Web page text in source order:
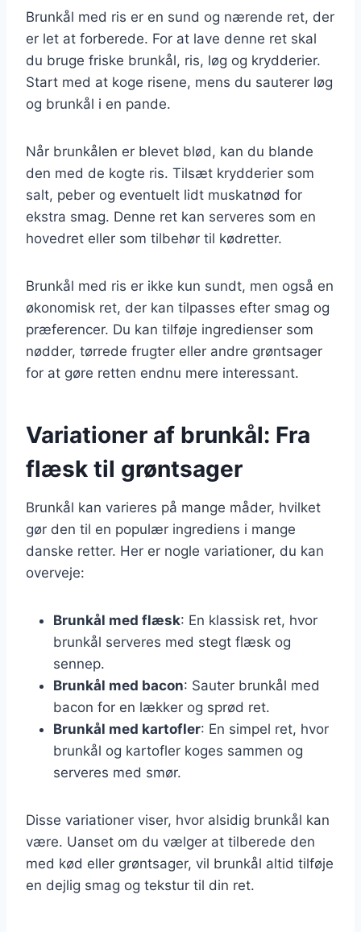
Brunkål med ris er en sund og nærende ret, der
er let at forberede. For at lave denne ret skal
du bruge friske brunkål, ris, løg og krydderier.
Start med at koge risene, mens du sauterer løg
og brunkål i en pande.
Når brunkålen er blevet blød, kan du blande
den med de kogte ris. Tilsæt krydderier som
salt, peber og eventuelt lidt muskatnød for
ekstra smag. Denne ret kan serveres som en
hovedret eller som tilbehør til kødretter.
Brunkål med ris er ikke kun sundt, men også en
økonomisk ret, der kan tilpasses efter smag og
præferencer. Du kan tilføje ingredienser som
nødder, tørrede frugter eller andre grøntsager
for at gøre retten endnu mere interessant.
Variationer af brunkål: Fra
flæsk til grøntsager
Brunkål kan varieres på mange måder, hvilket
gør den til en populær ingrediens i mange
danske retter. Her er nogle variationer, du kan
overveje:
Brunkål med flæsk: En klassisk ret, hvor
brunkål serveres med stegt flæsk og
sennep.
Brunkål med bacon: Sauter brunkål med
bacon for en lækker og sprød ret.
Brunkål med kartofler: En simpel ret, hvor
brunkål og kartofler koges sammen og
serveres med smør.
Disse variationer viser, hvor alsidig brunkål kan
være. Uanset om du vælger at tilberede den
med kød eller grøntsager, vil brunkål altid tilføje
en dejlig smag og tekstur til din ret.